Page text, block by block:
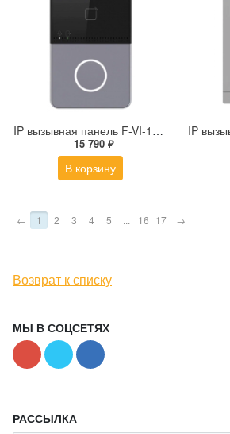
IP вызывная панель F-VI-1401IPMCWE1
15 790 ₽
В корзину
← 1 2 3 4 5 ... 16 17 →
Возврат к списку
МЫ В СОЦСЕТЯХ
РАССЫЛКА